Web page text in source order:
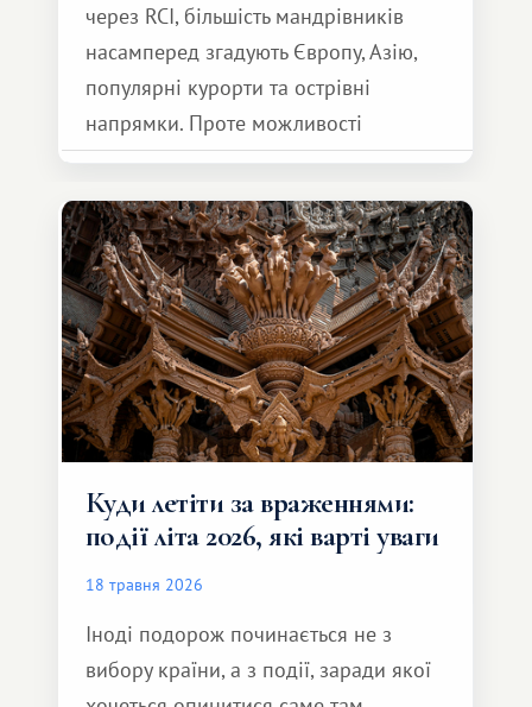
через RCI, більшість мандрівників
насамперед згадують Європу, Азію,
популярні курорти та острівні
напрямки. Проте можливості
обмінної системи значно ширші.
Серед них є і Африка – континент,
який здатний подарувати зовсім
інший формат подорожі.
Куди летіти за враженнями:
події літа 2026, які варті уваги
18 травня 2026
Іноді подорож починається не з
вибору країни, а з події, заради якої